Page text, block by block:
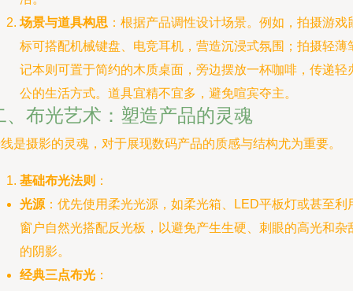
场景与道具构思 ：根据产品调性设计场景。例如，拍摄游戏
标可搭配机械键盘、电竞耳机，营造沉浸式氛围；拍摄轻薄
记本则可置于简约的木质桌面，旁边摆放一杯咖啡，传递轻
公的生活方式。道具宜精不宜多，避免喧宾夺主。
、布光艺术：塑造产品的灵魂
是摄影的灵魂，对于展现数码产品的质感与结构尤为重要。
基础布光法则 ：
光源 ：优先使用柔光光源，如柔光箱、LED平板灯或甚至利
窗户自然光搭配反光板，以避免产生生硬、刺眼的高光和杂
的阴影。
经典三点布光 ：